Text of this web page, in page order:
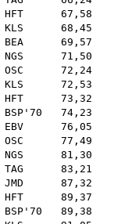
HFT 67,58
KLS 68,45
BEA 69,57
NGS 71,50
OSC 72,24
KLS 72,53
HFT 73,32
BSP'70 74,23
EBV 76,05
OSC 77,49
NGS 81,30
TAG 83,21
JMD 87,32
HFT 89,37
BSP'70 89,38